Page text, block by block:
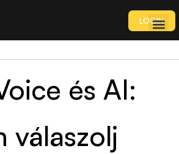
LOGIN
és AI:
válaszolj